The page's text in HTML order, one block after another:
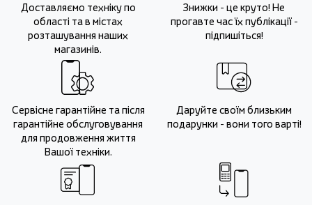
Доставляємо техніку по
області та в містах
розташування наших
магазинів.
Знижки - це круто! Не
прогавте час їх публікації -
підпишіться!
Сервісне гарантійне та після
гарантійне обслуговування
для продовження життя
Вашої техніки.
Даруйте своїм близьким
подарунки - вони того варті!